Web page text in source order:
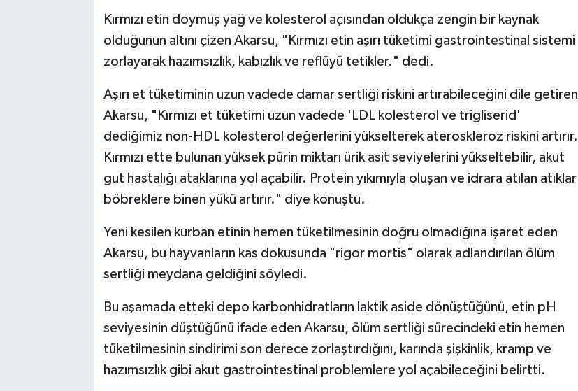
Kırmızı etin doymuş yağ ve kolesterol açısından oldukça zengin bir kaynak
olduğunun altını çizen Akarsu, "Kırmızı etin aşırı tüketimi gastrointestinal sistemi
zorlayarak hazımsızlık, kabızlık ve reflüyü tetikler." dedi.
Aşırı et tüketiminin uzun vadede damar sertliği riskini artırabileceğini dile getiren
Akarsu, "Kırmızı et tüketimi uzun vadede 'LDL kolesterol ve trigliserid'
dediğimiz non-HDL kolesterol değerlerini yükselterek ateroskleroz riskini artırır.
Kırmızı ette bulunan yüksek pürin miktarı ürik asit seviyelerini yükseltebilir, akut
gut hastalığı ataklarına yol açabilir. Protein yıkımıyla oluşan ve idrara atılan atıklar
böbreklere binen yükü artırır." diye konuştu.
Yeni kesilen kurban etinin hemen tüketilmesinin doğru olmadığına işaret eden
Akarsu, bu hayvanların kas dokusunda "rigor mortis" olarak adlandırılan ölüm
sertliği meydana geldiğini söyledi.
Bu aşamada etteki depo karbonhidratların laktik aside dönüştüğünü, etin pH
seviyesinin düştüğünü ifade eden Akarsu, ölüm sertliği sürecindeki etin hemen
tüketilmesinin sindirimi son derece zorlaştırdığını, karında şişkinlik, kramp ve
hazımsızlık gibi akut gastrointestinal problemlere yol açabileceğini belirtti.